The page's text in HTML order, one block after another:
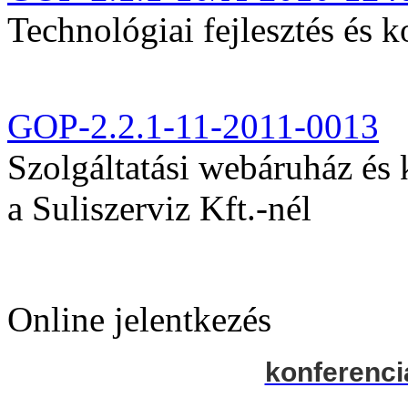
Technológiai fejlesztés és
GOP-2.2.1-11-2011-0013
Szolgáltatási webáruház
a Suliszerviz Kft.-nél
Online jelentkezés